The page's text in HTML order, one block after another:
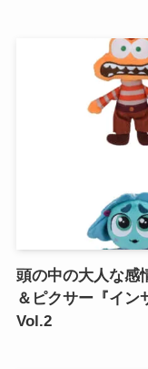
頭の中の大人な感
＆ピクサー『イ
Vol.2